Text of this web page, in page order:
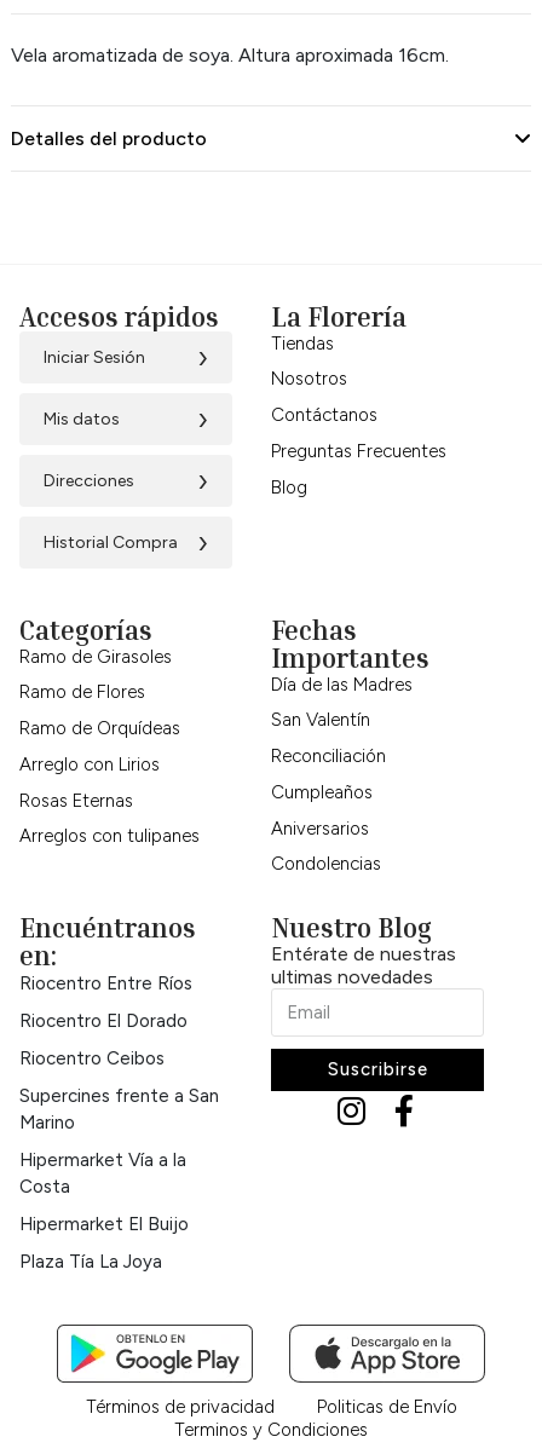
Vela aromatizada de soya. Altura aproximada 16cm.
Detalles del producto
Accesos rápidos
Iniciar Sesión ›
Mis datos ›
Direcciones ›
Historial Compra ›
La Florería
Tiendas
Nosotros
Contáctanos
Preguntas Frecuentes
Blog
Categorías
Ramo de Girasoles
Ramo de Flores
Ramo de Orquídeas
Arreglo con Lirios
Rosas Eternas
Arreglos con tulipanes
Fechas
Importantes
Día de las Madres
San Valentín
Reconciliación
Cumpleaños
Aniversarios
Condolencias
Encuéntranos
en:
Riocentro Entre Ríos
Riocentro El Dorado
Riocentro Ceibos
Supercines frente a San
Marino
Hipermarket Vía a la
Costa
Hipermarket El Buijo
Plaza Tía La Joya
Nuestro Blog
Entérate de nuestras
ultimas novedades
Suscribirse
Términos de privacidad
Politicas de Envío
Terminos y Condiciones